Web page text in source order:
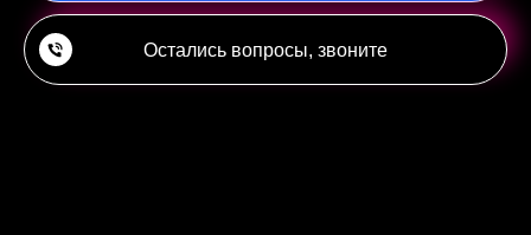
Остались вопросы, звоните